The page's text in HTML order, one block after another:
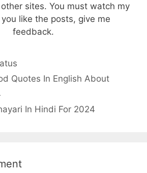
sites. You must watch my
like the posts, give me
feedback.
Quotes In English About
In Hindi For 2024